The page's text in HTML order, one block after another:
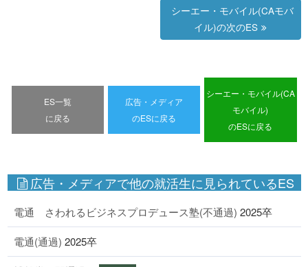
シーエー・モバイル(CAモバ
イル)の次のES
ES一覧
に戻る
広告・メディア
のESに戻る
シーエー・モバイル(CA
モバイル)
のESに戻る
広告・メディアで他の就活生に見られているES
電通 さわれるビジネスプロデュース塾(不通過) 2025卒
電通(通過) 2025卒